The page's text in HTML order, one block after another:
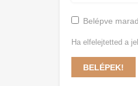
Belépve
Ha elfelejtetted a
BELÉPEK!